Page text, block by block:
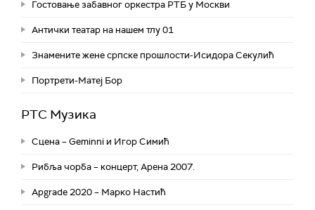
Гостовање забавног оркестра РТБ у Москви
Антички театар на нашем тлу 01
Знамените жене српске прошлости-Исидора Секулић
Портрети-Матеј Бор
РТС Музика
Сцена – Geminni и Игор Симић
Рибља чорба – концерт, Арена 2007.
Apgrade 2020 – Марко Настић